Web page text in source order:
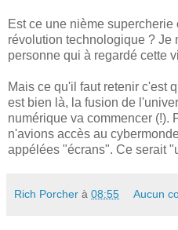
Est ce une nième
révolution technologique ? Je
personne qui à regardé cette
Mais ce qu'il faut retenir c'est
est bien là, la fusion de
numérique va commencer (!).
n'avions accès au
appélées "écrans". Ce serait
Rich Porcher à 08:55 Aucun